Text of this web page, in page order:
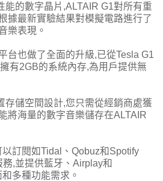
能的數字晶片,ALTAIR G1對所有重
據最新實驗結果對模擬電路進行了
樂表現。
台也做了全面的升級,已從Tesla G1
有2GB的系統內存,為用戶提供無
存儲空間設計,您只需從經銷商處獲
將海量的數字音樂儲存在ALTAIR
訂閱如Tidal、Qobuz和Spotify
,並提供藍牙、Airplay和
多種功能需求。